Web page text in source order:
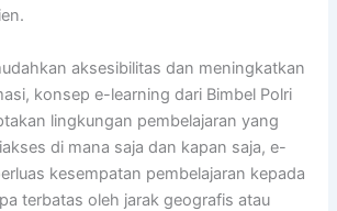
aksesibilitas dan meningkatkan
konsep e-learning dari Bimbel Polri
lingkungan pembelajaran yang
di mana saja dan kapan saja, e-
kesempatan pembelajaran kepada
terbatas oleh jarak geografis atau